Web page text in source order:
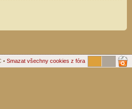
• Smazat všechny cookies z fóra